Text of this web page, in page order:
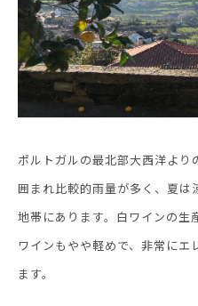
ポルトガルの最北部大西洋よ
囲まれ比較的雨量が多く、夏
地帯にあります。白ワインの
ワインもやや軽めで、非常に
ます。